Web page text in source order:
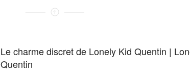
Le charme discret de Lonely Kid Quentin |
Quentin